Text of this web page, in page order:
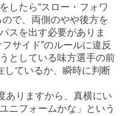
したら“スロー・フォワ
で、両側のやや後方を
スを出す必要がありま
サイド”のルールに違反
としている味方選手の前
しているか、瞬時に判断
ありますから、真横にい
ニフォームかな」という